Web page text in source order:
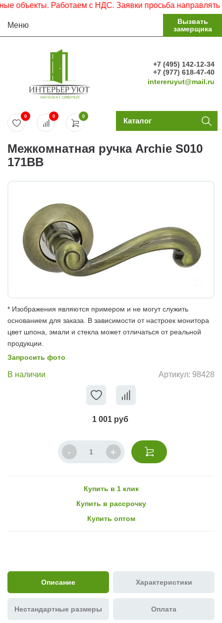
объекты. Работаем с НДС. Заявки просьба направлять на
Меню
Вызвать
замерщика
+7 (495) 142-12-34
+7 (977) 618-47-40
intereruyut@mail.ru
0
0 0 Каталог
Межкомнатная ручка Archie S010
171BB
* Изображения являются примером и не могут служить
основанием для заказа. В зависимости от настроек монитора
цвет шпона, эмали и стекла может отличаться от реальной
продукции.
Запросить фото
В наличии Артикул: 98428
1 001 руб
Купить в 1 клик
Купить в рассрочку
Купить оптом
Описание Характеристики
Нестандартные размеры Оплата